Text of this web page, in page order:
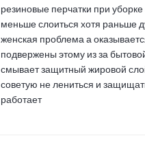
резиновые перчатки при уборке
меньше слоиться хотя раньше
женская проблема а
подвержены этому из за
смывает защитный жировой
советую не лениться и
работает